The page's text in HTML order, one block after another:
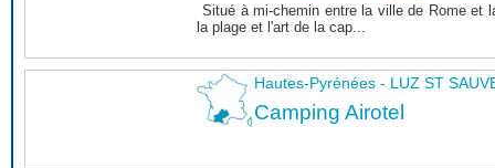
Situé à mi-chemin entre la ville de Rome et
la plage et l'art de la cap...
Hautes-Pyrénées - LUZ ST
Camping Airotel